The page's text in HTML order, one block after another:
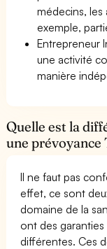
médecins,
exemple,
Entrepreneur
une activité
manière
Quelle est la
une prévoyance
Il ne faut pas
effet, ce sont
domaine de la
ont des
différentes. Ces